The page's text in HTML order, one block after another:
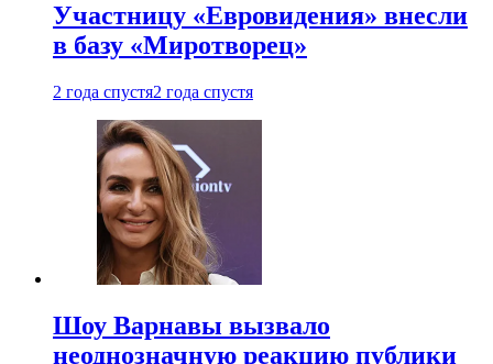
Участницу «Евровидения» внесли
в базу «Миротворец»
2 года спустя2 года спустя
Шоу Варнавы вызвало
неоднозначную реакцию публики